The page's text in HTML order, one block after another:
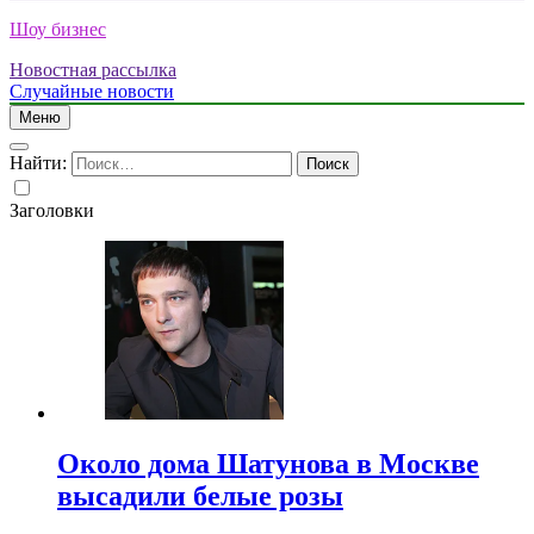
Шоу бизнес
Новостная рассылка
Случайные новости
Меню
Найти:
Заголовки
Около дома Шатунова в Москве
высадили белые розы